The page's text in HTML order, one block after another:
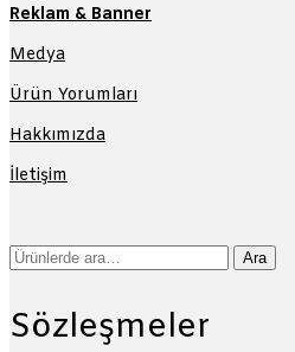
Reklam & Banner
Medya
Ürün Yorumları
Hakkımızda
İletişim
Ara: Ara
Sözleşmeler